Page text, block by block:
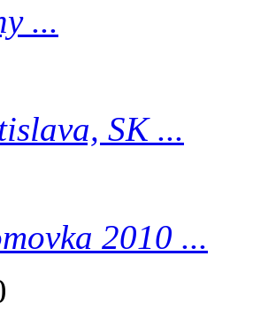
...
SK ...
2010 ...